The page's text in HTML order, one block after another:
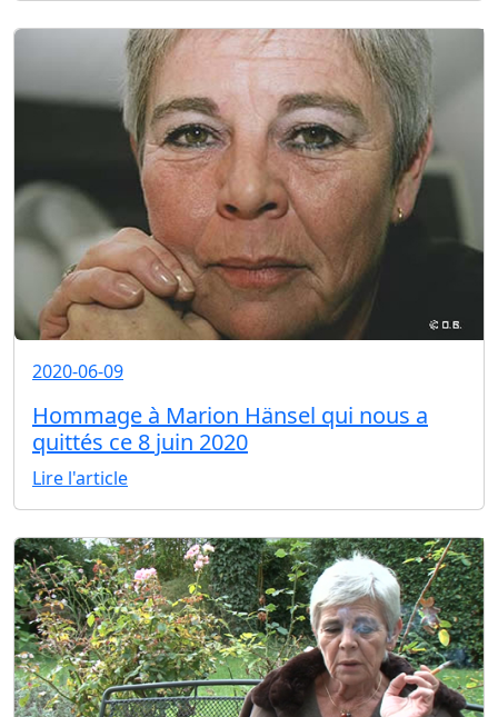
2020-06-09
Hommage à Marion Hänsel qui nous a
quittés ce 8 juin 2020
Lire l'article